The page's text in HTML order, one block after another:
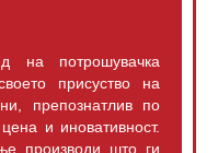
на потрошувачка
присуство на
препознатлив по
и иновативност.
производи што ги